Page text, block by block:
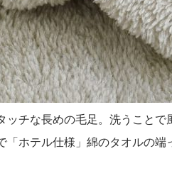
ッチな長めの毛足。洗うこと
「ホテル仕様」綿のタオルの